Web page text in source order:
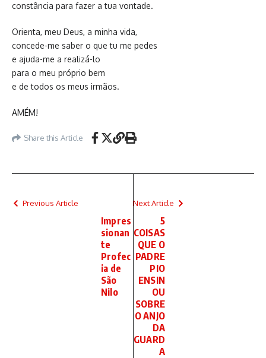
constância para fazer a tua vontade.
Orienta, meu Deus, a minha vida,
concede-me saber o que tu me pedes
e ajuda-me a realizá-lo
para o meu próprio bem
e de todos os meus irmãos.
AMÉM!
Share this Article
Previous Article
Impres
sionan
te
Profec
ia de
São
Nilo
Next Article
5
COISAS
QUE O
PADRE
PIO
ENSIN
OU
SOBRE
O ANJO
DA
GUARD
A